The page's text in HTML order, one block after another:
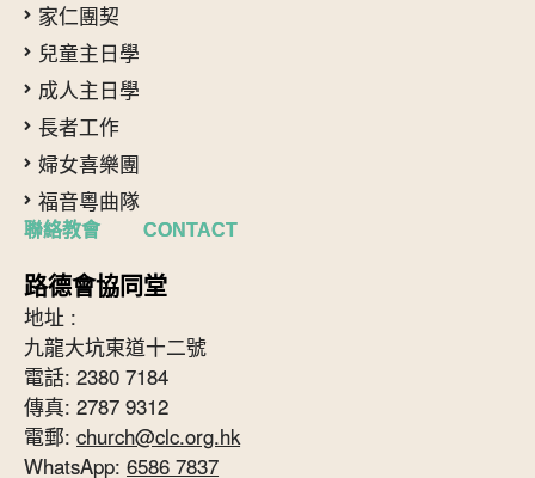
家仁團契
兒童主日學
成人主日學
長者工作
婦女喜樂團
福音粵曲隊
聯絡教會 CONTACT
路德會協同堂
地址 :
九龍大坑東道十二號
電話: 2380 7184
傳真: 2787 9312
電郵: church@clc.org.hk
WhatsApp: 6586 7837